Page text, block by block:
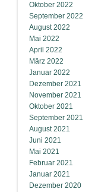
Oktober 2022
September 2022
August 2022
Mai 2022
April 2022
März 2022
Januar 2022
Dezember 2021
November 2021
Oktober 2021
September 2021
August 2021
Juni 2021
Mai 2021
Februar 2021
Januar 2021
Dezember 2020